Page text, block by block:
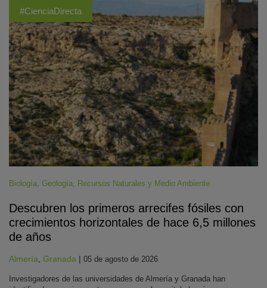
#CienciaDirecta
Biología, Geología, Recursos Naturales y Medio Ambiente
Descubren los primeros arrecifes fósiles con
crecimientos horizontales de hace 6,5 millones
de años
Almería Granada | 05 de agosto de 2026
Investigadores de las universidades de Almería y Granada han